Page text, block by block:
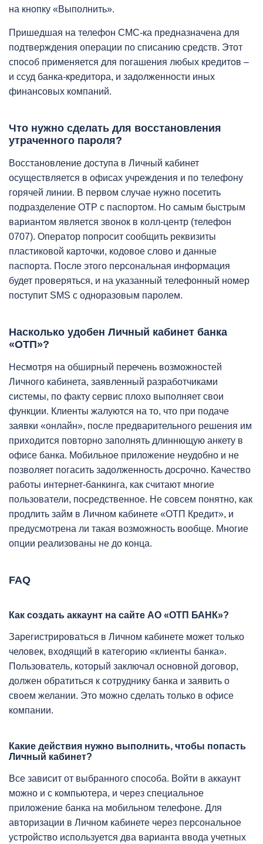
на кнопку «Выполнить».
Пришедшая на телефон СМС-ка предназначена для
подтверждения операции по списанию средств. Этот
способ применяется для погашения любых кредитов –
и ссуд банка-кредитора, и задолженности иных
финансовых компаний.
Что нужно сделать для восстановления
утраченного пароля?
Восстановление доступа в Личный кабинет
осуществляется в офисах учреждения и по телефону
горячей линии. В первом случае нужно посетить
подразделение OTP с паспортом. Но самым быстрым
вариантом является звонок в колл-центр (телефон
0707). Оператор попросит сообщить реквизиты
пластиковой карточки, кодовое слово и данные
паспорта. После этого персональная информация
будет проверяться, и на указанный телефонный номер
поступит SMS с одноразовым паролем.
Насколько удобен Личный кабинет банка
«ОТП»?
Несмотря на обширный перечень возможностей
Личного кабинета, заявленный разработчиками
системы, по факту сервис плохо выполняет свои
функции. Клиенты жалуются на то, что при подаче
заявки «онлайн», после предварительного решения им
приходится повторно заполнять длиннющую анкету в
офисе банка. Мобильное приложение неудобно и не
позволяет погасить задолженность досрочно. Качество
работы интернет-банкинга, как считают многие
пользователи, посредственное. Не совсем понятно, как
продлить займ в Личном кабинете «ОТП Кредит», и
предусмотрена ли такая возможность вообще. Многие
опции реализованы не до конца.
FAQ
Как создать аккаунт на сайте АО «ОТП БАНК»?
Зарегистрироваться в Личном кабинете может только
человек, входящий в категорию «клиенты банка».
Пользователь, который заключал основной договор,
должен обратиться к сотруднику банка и заявить о
своем желании. Это можно сделать только в офисе
компании.
Какие действия нужно выполнить, чтобы попасть
Личный кабинет?
Все зависит от выбранного способа. Войти в аккаунт
можно и с компьютера, и через специальное
приложение банка на мобильном телефоне. Для
авторизации в Личном кабинете через персональное
устройство используется два варианта ввода учетных